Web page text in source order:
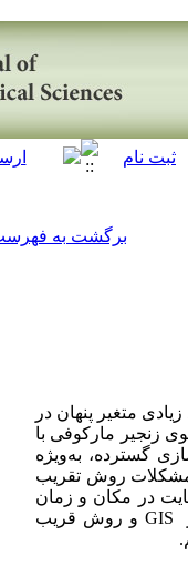
برگشت به
متغیر پنهان در
زنجیر مارکوفی با
گسترده، به‌ویژه
مشکلات روش تقریب
در مکان و زمان
معین ارائه کرده و همچنین نواحی با رفتار غیر‌معمول را تشخیص می‌دهد. در این مقاله با استفاده همزمان از GIS و روش قریب